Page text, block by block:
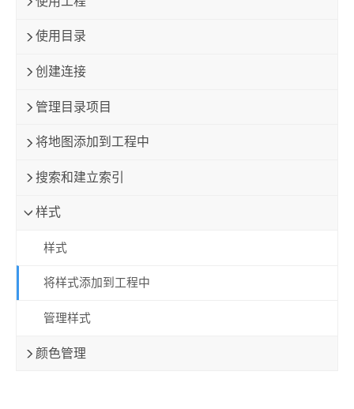
使用目录
创建连接
管理目录项目
将地图添加到工程中
搜索和建立索引
样式
样式
将样式添加到工程中
管理样式
颜色管理